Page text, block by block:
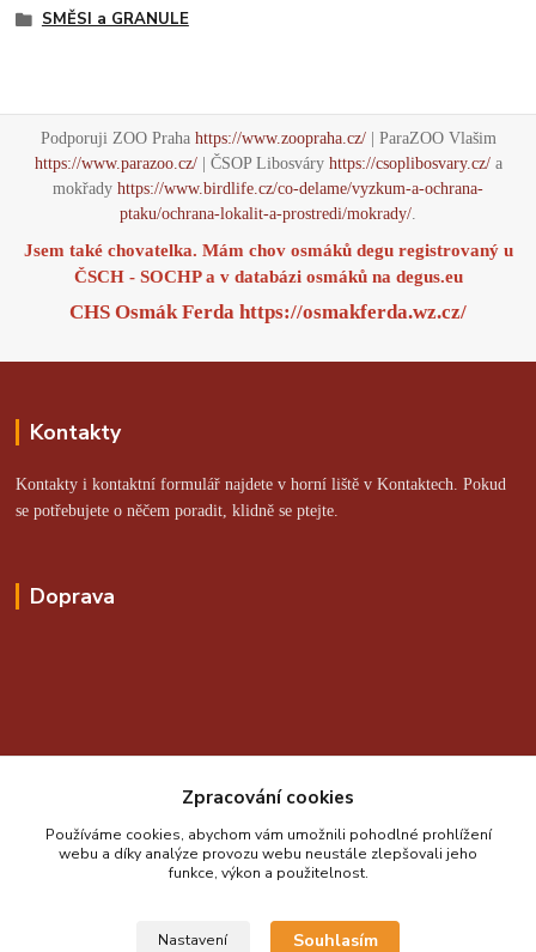
SMĚSI a GRANULE
Podporuji ZOO Praha https://www.zoopraha.cz/| ParaZOO Vlašim
https://www.parazoo.cz/| ČSOP Libosváry https://csoplibosvary.cz/a
mokřady https://www.birdlife.cz/co-delame/vyzkum-a-ochrana-
ptaku/ochrana-lokalit-a-prostredi/mokrady/
Jsem také chovatelka. Mám chov osmáků degu registrovaný u
ČSCH - SOCHP a v databázi osmáků na degus.eu
CHS Osmák Ferda https://osmakferda.wz.cz/
Kontakty
Kontakty i kontaktní formulář najdete v horní liště v Kontaktech. Pokud
se potřebujete o něčem poradit, klidně se ptejte.
Doprava
Zpracování cookies
Používáme cookies, abychom vám umožnili pohodlné prohlížení
webu a díky analýze provozu webu neustále zlepšovali jeho
funkce, výkon a použitelnost.
Nastavení Souhlasím